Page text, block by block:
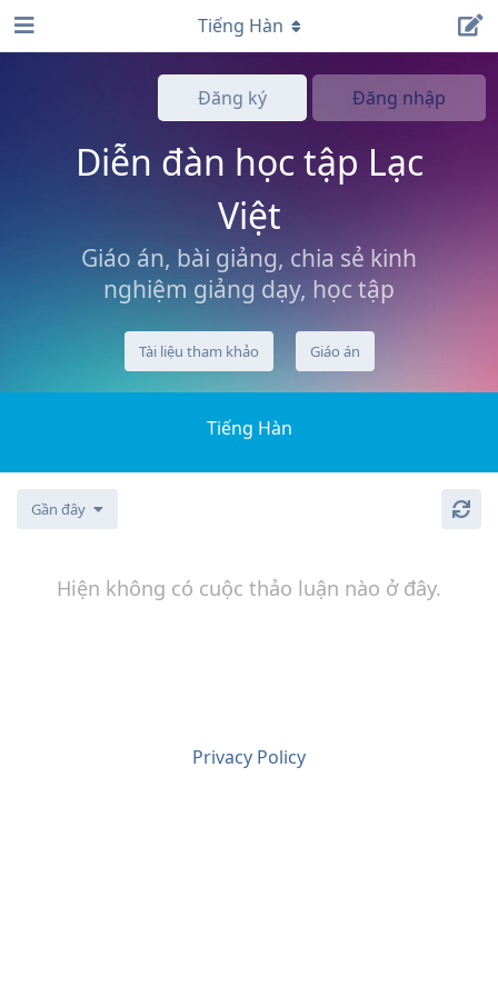
Đăng ký Đăng nhập
Diễn đàn học tập Lạc
Việt
Giáo án, bài giảng, chia sẻ kinh
nghiệm giảng dạy, học tập
Tài liệu tham khảo Giáo án
Tiếng Hàn
Tiếng Hàn
Gần đây
Hiện không có cuộc thảo luận nào ở đây.
Privacy Policy